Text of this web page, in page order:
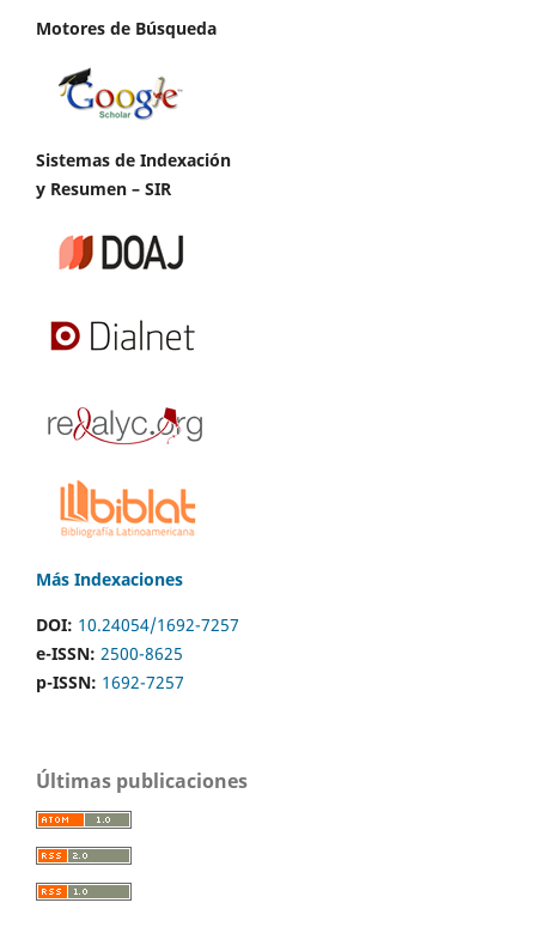
Motores de Búsqueda
Sistemas de Indexación
y Resumen – SIR
Más Indexaciones
DOI: 10.24054/1692-7257
e-ISSN: 2500-8625
p-ISSN: 1692-7257
Últimas publicaciones